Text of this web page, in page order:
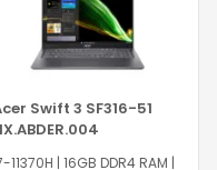
Swift 3 SF316-51
11370H | 16GB DDR4 RAM |